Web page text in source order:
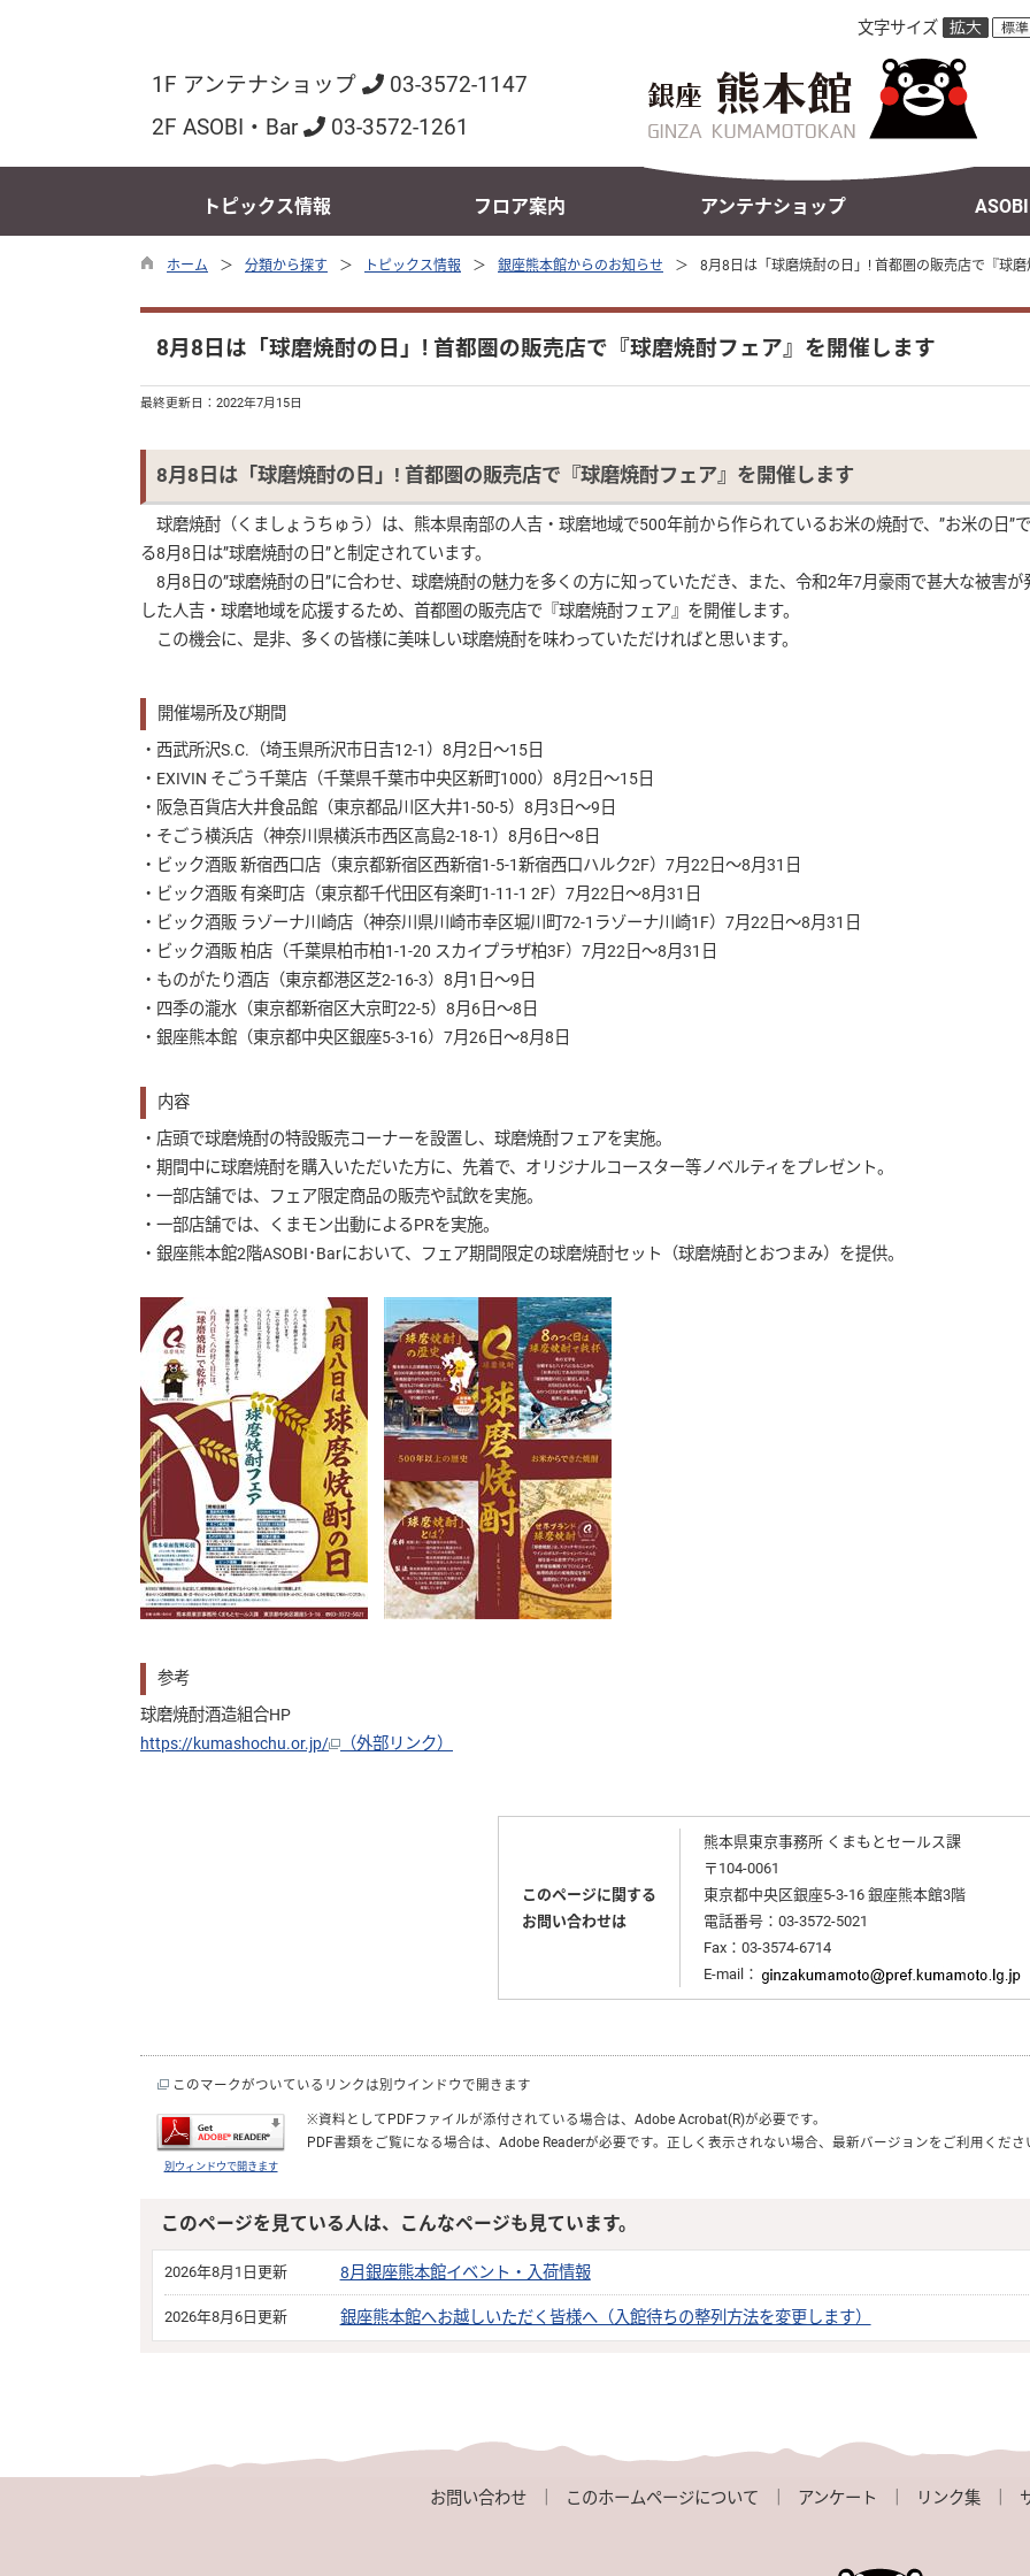
文字サイズ
1F アンテナショップ
03-3572-1147
2F ASOBI・Bar
03-3572-1261
トピックス情報 フロア案内 アンテナショップ
ホーム 分類から探す トピックス情報 銀座熊本館からのお知らせ 8月8日は「球磨焼酎の日」! 首都圏の販売店で『球
8月8日は「球磨焼酎の日」! 首都圏の販売店で『球磨焼酎フェア』を開催します
最終更新日： 2022年7月15日
8月8日は「球磨焼酎の日」! 首都圏の販売店で『球磨焼酎フェア』を開催します
球磨焼酎（くましょうちゅう）は、熊本県南部の人吉・球磨地域で500年前から作られているお米の焼酎で、”お米の日”
る8月8日は”球磨焼酎の日”と制定されています。
8月8日の”球磨焼酎の日”に合わせ、球磨焼酎の魅力を多くの方に知っていただき、また、令和2年7月豪雨で甚大な被害が
した人吉・球磨地域を応援するため、首都圏の販売店で『球磨焼酎フェア』を開催します。
この機会に、是非、多くの皆様に美味しい球磨焼酎を味わっていただければと思います。
開催場所及び期間
・西武所沢S.C.（埼玉県所沢市日吉12-1）8月2日～15日
・EXIVIN そごう千葉店（千葉県千葉市中央区新町1000）8月2日～15日
・阪急百貨店大井食品館（東京都品川区大井1-50-5）8月3日～9日
・そごう横浜店（神奈川県横浜市西区高島2-18-1）8月6日～8日
・ビック酒販 新宿西口店（東京都新宿区西新宿1-5-1新宿西口ハルク2F）7月22日～8月31日
・ビック酒販 有楽町店（東京都千代田区有楽町1-11-1 2F）7月22日～8月31日
・ビック酒販 ラゾーナ川崎店（神奈川県川崎市幸区堀川町72-1ラゾーナ川崎1F）7月22日～8月31日
・ビック酒販 柏店（千葉県柏市柏1-1-20 スカイプラザ柏3F）7月22日～8月31日
・ものがたり酒店（東京都港区芝2-16-3）8月1日～9日
・四季の瀧水（東京都新宿区大京町22-5）8月6日～8日
・銀座熊本館（東京都中央区銀座5-3-16）7月26日～8月8日
内容
・店頭で球磨焼酎の特設販売コーナーを設置し、球磨焼酎フェアを実施。
・期間中に球磨焼酎を購入いただいた方に、先着で、オリジナルコースター等ノベルティをプレゼント。
・一部店舗では、フェア限定商品の販売や試飲を実施。
・一部店舗では、くまモン出動によるPRを実施。
・銀座熊本館2階ASOBI･Barにおいて、フェア期間限定の球磨焼酎セット（球磨焼酎とおつまみ）を提供。
参考
球磨焼酎酒造組合HP
https://kumashochu.or.jp/
（外部リンク）
このページに関する
お問い合わせは
熊本県東京事務所 くまもとセールス課
〒104-0061
東京都中央区銀座5-3-16 銀座熊本館3階
電話番号：03-3572-5021
Fax：03-3574-6714
E-mail：
このマークがついているリンクは別ウインドウで開きます
別ウィンドウで開きます
※資料としてPDFファイルが添付されている場合は、 Adobe Acrobat(R)が必要です。
PDF書類をご覧になる場合は、 Adobe Readerが必要です。正しく表示されない場合、最新バージョンをご利用くださ
このページを見ている人は、こんなページも見ています。
2026年8月1日更新 8月銀座熊本館イベント・入荷情報
2026年8月6日更新 銀座熊本館へお越しいただく皆様へ（入館待ちの整列方法を変更します）
お問い合わせ このホームページについて アンケート リンク集